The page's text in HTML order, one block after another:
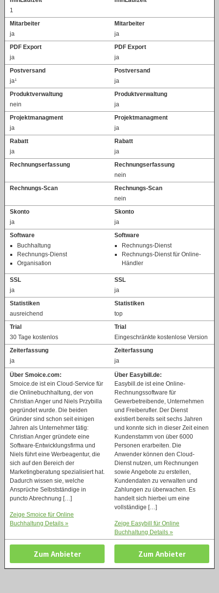
1
Mitarbeiter
ja
Mitarbeiter
ja
PDF Export
ja
PDF Export
ja
Postversand
ja¹
Postversand
ja
Produktverwaltung
nein
Produktverwaltung
ja
Projektmanagment
ja
Projektmanagment
ja
Rabatt
ja
Rabatt
ja
Rechnungserfassung
Rechnungserfassung
nein
Rechnungs-Scan
Rechnungs-Scan
nein
Skonto
ja
Skonto
ja
Software
Buchhaltung
Rechnungs-Dienst
Organisation
Software
Rechnungs-Dienst
Rechnungs-Dienst für Online-
Händler
SSL
ja
SSL
ja
Statistiken
ausreichend
Statistiken
top
Trial
30 Tage kostenlos
Trial
Eingeschränkte kostenlose Version
Zeiterfassung
ja
Zeiterfassung
ja
Über Smoice.com:
Smoice.de ist ein Cloud-Service für
die Onlinebuchhaltung, der von
Christian Anger und Niels Przybilla
gegründet wurde. Die beiden
Gründer sind schon seit einigen
Jahren als Unternehmer tätig:
Christian Anger gründete eine
Software-Entwicklungsfirma und
Niels führt eine Werbeagentur, die
sich auf den Bereich der
Marketingberatung spezialisiert hat.
Dadurch wissen sie, welche
Ansprüche Selbstständige in
puncto Abrechnung […]
Zeige Smoice für Online
Buchhaltung Details »
Über Easybill.de:
Easybill.de ist eine Online-
Rechnungssoftware für
Gewerbetreibende, Unternehmen
und Freiberufler. Der Dienst
existiert bereits seit sechs Jahren
und konnte sich in dieser Zeit einen
Kundenstamm von über 6000
Personen erarbeiten. Die
Anwender können den Cloud-
Dienst nutzen, um Rechnungen
sowie Angebote zu erstellen,
Kundendaten zu verwalten und
Zahlungen zu überwachen. Es
handelt sich hierbei um eine
vollständige […]
Zeige Easybill für Online
Buchhaltung Details »
Zum Anbieter Zum Anbieter